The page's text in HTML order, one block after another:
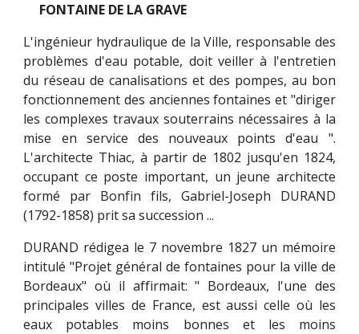
FONTAINE DE LA GRAVE
L'ingénieur hydraulique de la Ville, responsable des
problèmes d'eau potable, doit veiller à l'entretien
du réseau de canalisations et des pompes, au bon
fonctionnement des anciennes fontaines et "diriger
les complexes travaux souterrains nécessaires à la
mise en service des nouveaux points d'eau ".
L'architecte Thiac, à partir de 1802 jusqu'en 1824,
occupant ce poste important, un jeune architecte
formé par Bonfin fils, Gabriel-Joseph DURAND
(1792-1858) prit sa succession ...
DURAND rédigea le 7 novembre 1827 un mémoire
intitulé "Projet général de fontaines pour la ville de
Bordeaux" où il affirmait: " Bordeaux, l'une des
principales villes de France, est aussi celle où les
eaux potables moins bonnes et les moins